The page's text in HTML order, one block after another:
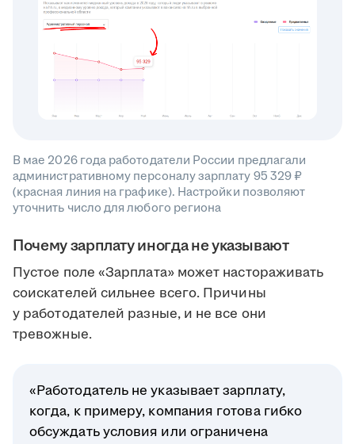
В мае 2026 года работодатели России предлагали
административному персоналу зарплату 95 329 ₽
(красная линия на графике). Настройки позволяют
уточнить число для любого региона
Почему зарплату иногда не указывают
Пустое поле «Зарплата» может настораживать
соискателей сильнее всего. Причины
у работодателей разные, и не все они
тревожные.
«Работодатель не указывает зарплату,
когда, к примеру, компания готова гибко
обсуждать условия или ограничена